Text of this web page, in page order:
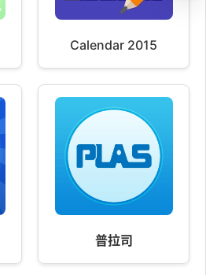
Calendar 2015
普拉司